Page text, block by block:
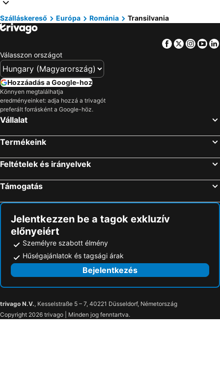
Szállás Görögország
Szállás Szlovénia
Szállás Krk-sziget
Szállás Kréta
Szállás Balaton déli part
Szállás Montenegró
Szállás Tenerife
Szállás Garda-tó
Szálláskereső Európa Románia Transilvania
Facebook
Twitter
Válasszon országot
Hozzáadás a Google-hoz
Könnyen megtalálhatja
eredményeinket: adja hozzá a trivagót
preferált forrásként a Google-höz.
Vállalat
Termékeink
Feltételek és irányelvek
Támogatás
Jelentkezzen be a tagok exkluzív
előnyeiért
Személyre szabott élmény
Hűségajánlatok és tagsági árak
Bejelentkezés
trivago N.V., Kesselstraße 5 – 7, 40221 Düsseldorf, Németország
Copyright 2026 trivago | Minden jog fenntartva.